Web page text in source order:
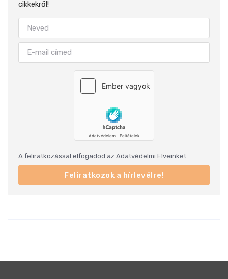
cikkekről!
A feliratkozással elfogadod az Adatvédelmi Elveinket
Feliratkozok a hírlevélre!